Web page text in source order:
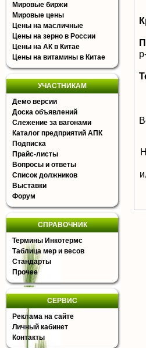
Мировые биржи
Мировые цены
Цены на масличные
Цены на зерно в России
Цены на АК в Китае
Цены на витамины в Китае
УЧАСТНИКАМ
Демо версии
Доска объявлений
Слежение за вагонами
Каталог предприятий АПК
Подписка
Прайс-листы
Вопросы и ответы
Список должников
Выставки
Форум
СПРАВОЧНИК
Термины Инкотермс
Таблица мер и весов
Стандарты
Прочее
СЕРВИС
Реклама на сайте
Личный кабинет
Контакты